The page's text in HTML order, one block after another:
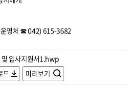
영처 ☎ 042) 615-3682
및 입사지원서1.hwp
드
미리보기